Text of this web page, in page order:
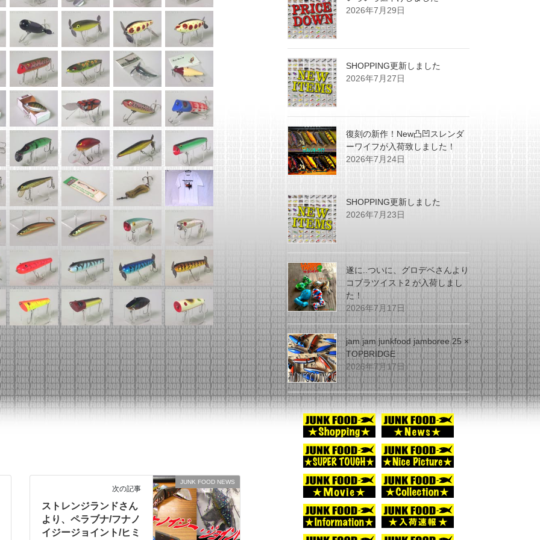
JUNK FOOD NEWS
次の記事
ストレンジランドさん
より、ペラブナ/フナノ
イジージョイント/ヒミ
2026年7月29日
SHOPPING更新しました
2026年7月27日
復刻の新作！New凸凹スレンダ
ーワイフが入荷致しました！
2026年7月24日
SHOPPING更新しました
2026年7月23日
遂に..ついに、グロデベさんより
コブラツイスト2 が入荷しまし
た！
2026年7月17日
jam jam junkfood jamboree 25 ×
TOPBRIDGE
2026年7月17日